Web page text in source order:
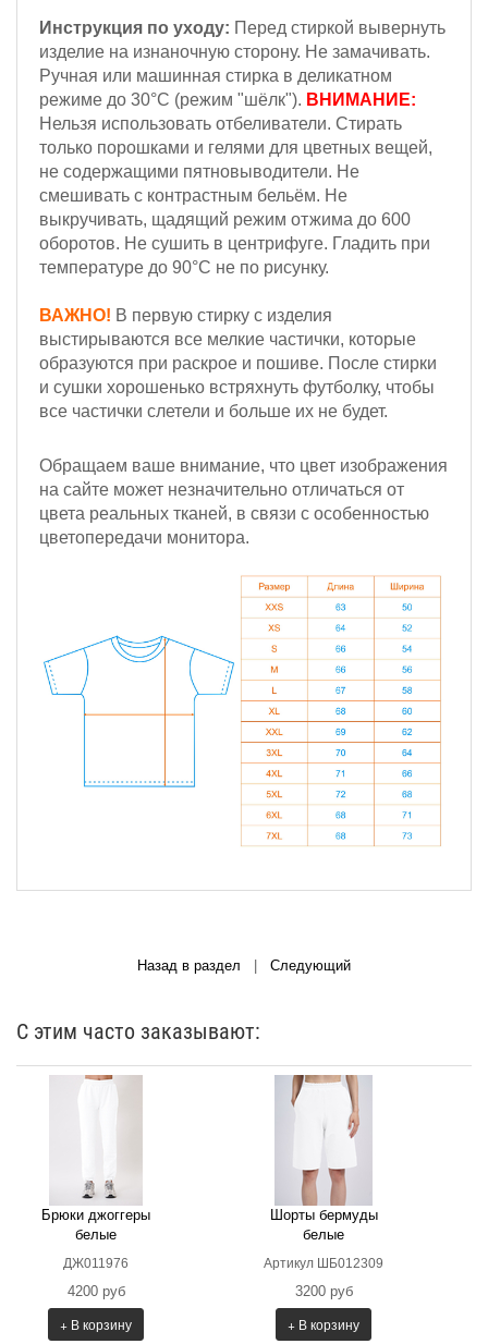
Инструкция по уходу: Перед стиркой вывернуть
изделие на изнаночную сторону. Не замачивать.
Ручная или машинная стирка в деликатном
режиме до 30°С (режим "шёлк"). ВНИМАНИЕ:
Нельзя использовать отбеливатели. Стирать
только порошками и гелями для цветных вещей,
не содержащими пятновыводители. Не
смешивать с контрастным бельём. Не
выкручивать, щадящий режим отжима до 600
оборотов. Не сушить в центрифуге. Гладить при
температуре до 90°С не по рисунку.
ВАЖНО! В первую стирку с изделия
выстирываются все мелкие частички, которые
образуются при раскрое и пошиве. После стирки
и сушки хорошенько встряхнуть футболку, чтобы
все частички слетели и больше их не будет.
Обращаем ваше внимание, что цвет изображения
на сайте может незначительно отличаться от
цвета реальных тканей, в связи с особенностью
цветопередачи монитора.
Назад в раздел | Следующий
С этим часто заказывают:
Брюки джоггеры
белые
ДЖ011976
4200 руб
+ В корзину
Шорты бермуды
белые
Артикул ШБ012309
3200 руб
+ В корзину